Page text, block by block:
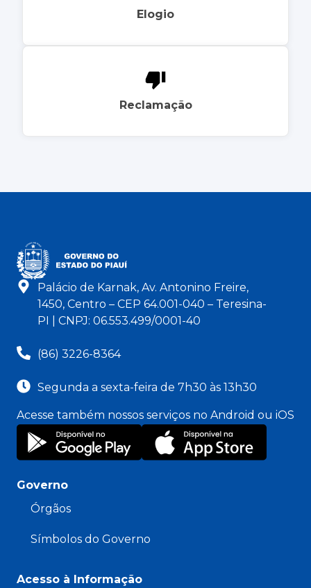
Elogio
Reclamação
Palácio de Karnak, Av. Antonino Freire,
1450, Centro – CEP 64.001-040 – Teresina-
PI | CNPJ: 06.553.499/0001-40
(86) 3226-8364
Segunda a sexta-feira de 7h30 às 13h30
Acesse também nossos serviços no Android ou iOS
Governo
Órgãos
Símbolos do Governo
Acesso à Informação